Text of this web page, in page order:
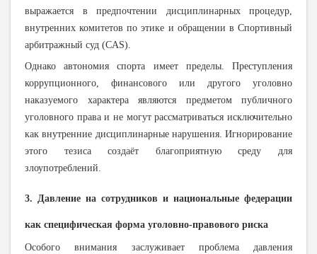
выражается в предпочтении дисциплинарных процедур,
внутренних комитетов по этике и обращении в Спортивный
арбитражный суд (CAS).
Однако автономия спорта имеет пределы. Преступления
коррупционного, финансового или другого уголовно
наказуемого характера являются предметом публичного
уголовного права и не могут рассматриваться исключительно
как внутренние дисциплинарные нарушения. Игнорирование
этого тезиса создаёт благоприятную среду для
злоупотреблений.
3. Давление на сотрудников и национальные федерации
как специфическая форма уголовно-правового риска
Особого внимания заслуживает проблема давления